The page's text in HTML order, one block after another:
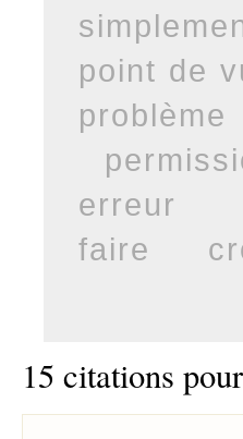
point de
problème
erreur
faire
15 citations